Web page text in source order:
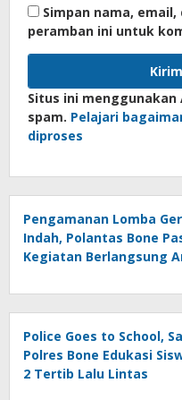
Simpan nama,
peramban ini untuk
Situs ini
spam. Pelajari
diproses
Pengamanan Lomba
Indah, Polantas Bone
Kegiatan Berlangsung
Police Goes to School,
Polres Bone Edukasi
2 Tertib Lalu Lintas